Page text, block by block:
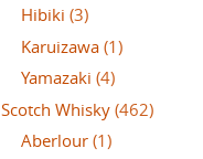
Hibiki (3)
Karuizawa (1)
Yamazaki (4)
Scotch Whisky (462)
Aberlour (1)